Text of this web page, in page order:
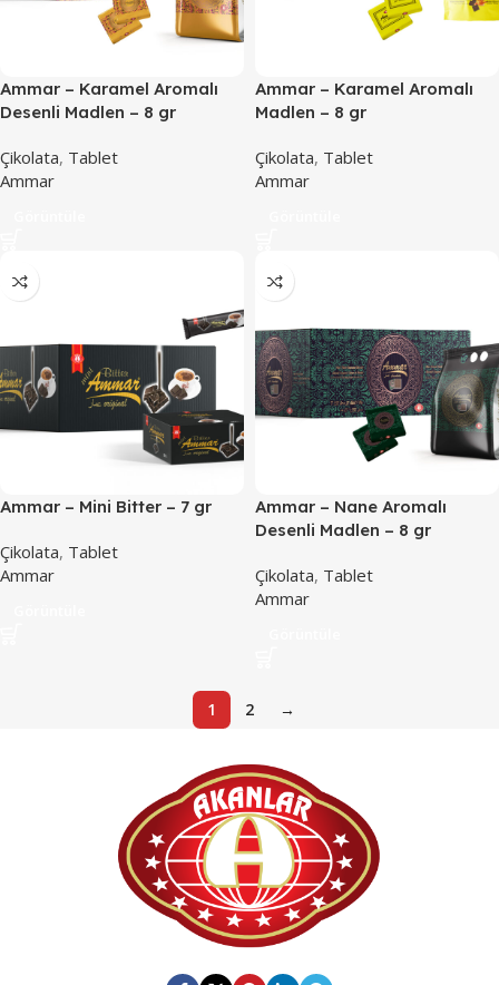
Ammar – Karamel Aromalı
Desenli Madlen – 8 gr
Çikolata, Tablet
Ammar
Ammar – Karamel Aromalı
Madlen – 8 gr
Çikolata, Tablet
Ammar
Ammar – Mini Bitter – 7 gr
Çikolata, Tablet
Ammar
Ammar – Nane Aromalı
Desenli Madlen – 8 gr
Çikolata, Tablet
Ammar
1 2 →